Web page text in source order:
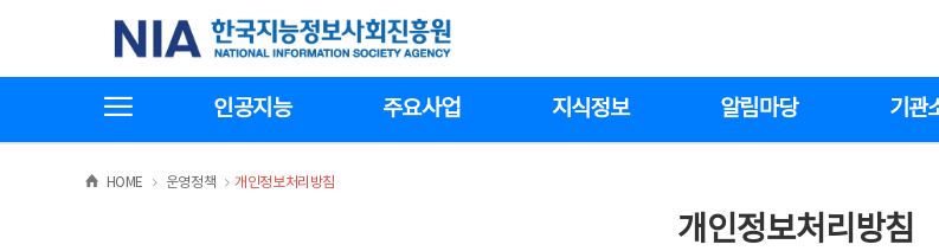
한국지능정보사회진흥원
인공지능 주요사업 지식정보 알림마당 기관
HOME >운영정책 >
개인정보처리방침
개인정보처리방침